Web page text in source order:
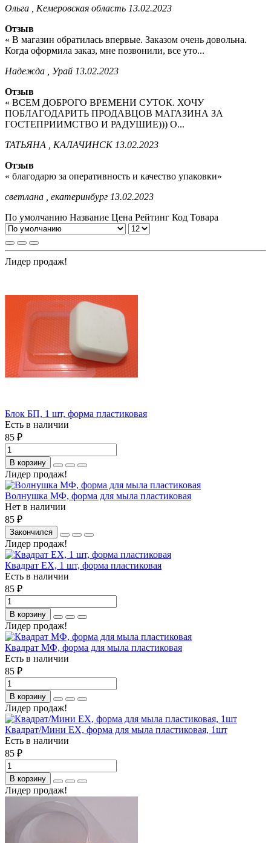
Ольга , Кемеровская область 13.02.2023
Отзыв
« В магазин обратилась впервые. Заказом очень довольна.
Когда оформила заказ, мне позвонили, все уто...
Надежда , Урай 13.02.2023
Отзыв
« ВСЕМ ДОБРОГО ВРЕМЕНИ СУТОК. ХОЧУ
ПОБЛАГОДАРИТЬ ПРОДАВЦОВ МАГАЗИНА ЗА
ГОСТЕПРИИМСТВО И РАДУШИЕ))) О...
ТАТЬЯНА , КАЛАЧИНСК 13.02.2023
Отзыв
« благодарю за оперативность и качество упаковки»
светлана , екатеринбург 13.02.2023
По умолчанию Название Цена Рейтинг Код Товара
Лидер продаж!
Блок БП, 1 шт, форма пластиковая
Есть в наличии
85 ₽
В корзину
Лидер продаж!
Волнушка МФ, форма для мыла пластиковая
Нет в наличии
85 ₽
Закончился
Лидер продаж!
Квадрат ЕХ, 1 шт, форма пластиковая
Есть в наличии
85 ₽
В корзину
Лидер продаж!
Квадрат МФ, форма для мыла пластиковая
Есть в наличии
85 ₽
В корзину
Лидер продаж!
Квадрат/Мини ЕХ, форма для мыла пластиковая, 1шт
Есть в наличии
85 ₽
В корзину
Лидер продаж!